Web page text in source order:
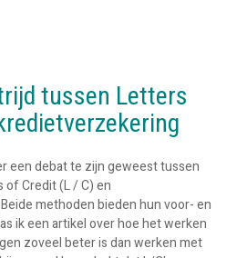
tussen Letters
een debat te zijn geweest tussen
Credit (L / C) en
methoden bieden hun voor- en
ik een artikel over hoe het werken
zoveel beter is dan werken met